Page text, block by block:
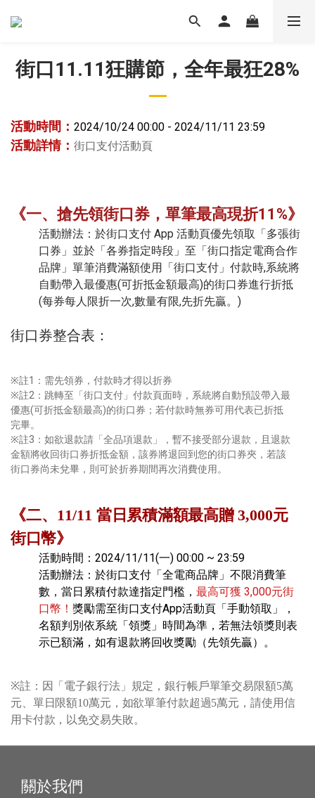
街口11.11狂購節，全年最狂28%
活動時間： 2024/10/24 00:00 - 2024/11/11 23:59
活動詳情： 街口支付活動頁
《一、搶先領街口券，單筆最高現折11%》
活動辦法：於街口支付 App 活動頁優先領取「多張街
口券」並於「各券指定時段」至「街口指定電商合作
品牌」單筆消費滿額使用「街口支付」付款時,系統將
自動帶入最優惠(可折抵金額最高)的街口券進行折抵
(每券每人限折一次,數量有限,先折先贏。)
街口券整合表：
※註1：需先領券，付款時才得以折券
※註2：跳轉至「街口支付」付款頁面時，系統將自動預設帶入最
優惠(可折抵金額最高)的街口券；若付款時無券可用代表已折抵
完畢。
※註3：如欲退款請「全品項退款」，暫不接受部分退款，且退款
金額將收回街口券折抵金額，該券將退回到您的街口券夾，若該
街口券尚未兌畢，則可於折券期間再次消費使用。
《二、11/11 當日累積滿額最高贈3,000元
街口幣》
活動時間：2024/11/11(一) 00:00 ~ 23:59
活動辦法：於街口支付「全電商品牌」不限消費筆
數，當日累積付款達指定門檻， 最高可獲 3,000元街
口幣！ 獎勵需至街口支付App活動頁「手動領取」，
名額判別依系統「領獎」時間為準，若無法領獎則表
示已額滿，如有退款將回收獎勵（先領先贏）。
※註：因「電子銀行法」規定，銀行帳戶單筆交易限額5萬
元、單日限額10萬元，如欲單筆付款超過5萬元，請使用信
用卡付款，以免交易失敗。
關於我們